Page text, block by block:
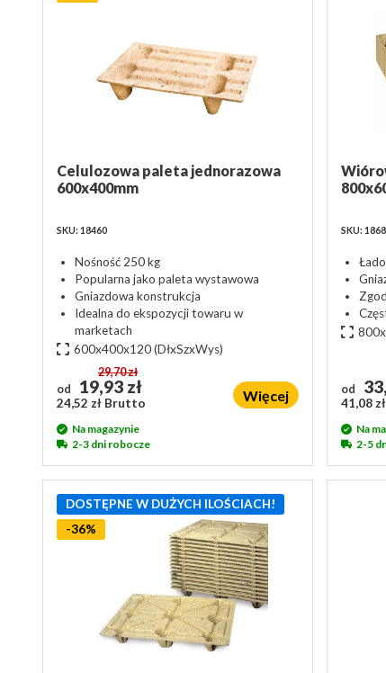
Celulozowa paleta jednorazowa
600x400mm
SKU: 18460
Nośność 250 kg
Popularna jako paleta wystawowa
Gniazdowa konstrukcja
Idealna do ekspozycji towaru w
marketach
600x400x120(DłxSzxWys)
od
29,70 zł
19,93 zł
24,52 zł Brutto Więcej
Na magazynie
2-3 dni robocze
SKU:
od
41,08
Na
2-5
DOSTĘPNE W DUŻYCH ILOŚCIACH!
-36%